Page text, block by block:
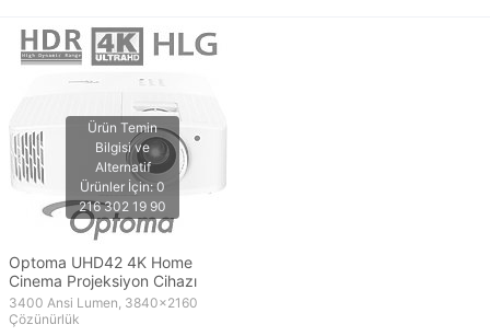
Optoma UHD42 4K Home
Cinema Projeksiyon Cihazı
3400 Ansi Lumen, 3840x2160
Çözünürlük